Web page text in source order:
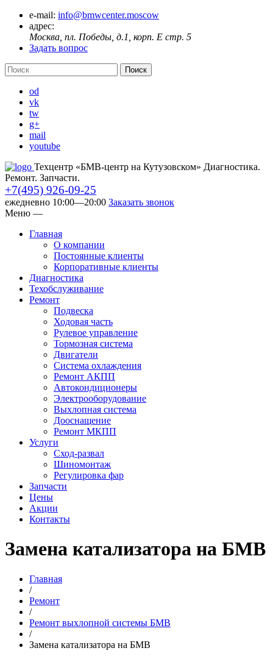
e-mail: info@bmwcenter.moscow
адрес:
Москва, пл. Победы, д.1, корп. E стр. 5
Задать вопрос
od
vk
tw
g+
mail
youtube
Техцентр «БМВ-центр на Кутузовском» Диагностика.
Ремонт. Запчасти.
+7(495) 926-09-25
ежедневно 10:00—20:00 Заказать звонок
Меню —
Главная
О компании
Постоянные клиенты
Корпоративные клиенты
Диагностика
Техобслуживание
Ремонт
Подвеска
Ходовая часть
Рулевое управление
Тормозная система
Двигатели
Система охлаждения
Ремонт АКПП
Автокондиционеры
Электрооборудование
Выхлопная система
Дооснащение
Ремонт МКПП
Услуги
Сход-развал
Шиномонтаж
Регулировка фар
Запчасти
Цены
Акции
Контакты
Замена катализатора на БМВ
Главная
/
Ремонт
/
Ремонт выхлопной системы БМВ
/
Замена катализатора на БМВ